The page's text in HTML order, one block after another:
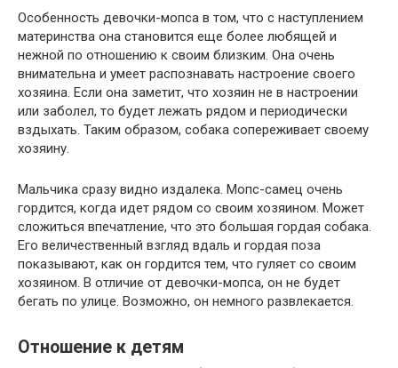
Особенность девочки-мопса в том, что с наступлением
материнства она становится еще более любящей и
нежной по отношению к своим близким. Она очень
внимательна и умеет распознавать настроение своего
хозяина. Если она заметит, что хозяин не в настроении
или заболел, то будет лежать рядом и периодически
вздыхать. Таким образом, собака сопереживает своему
хозяину.
Мальчика сразу видно издалека. Мопс-самец очень
гордится, когда идет рядом со своим хозяином. Может
сложиться впечатление, что это большая гордая собака.
Его величественный взгляд вдаль и гордая поза
показывают, как он гордится тем, что гуляет со своим
хозяином. В отличие от девочки-мопса, он не будет
бегать по улице. Возможно, он немного развлекается.
Отношение к детям